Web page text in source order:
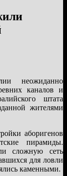
неожиданно
каналов и
штата
жителями
аборигенов
пирамиды.
сложную сеть
для ловли
каменными.